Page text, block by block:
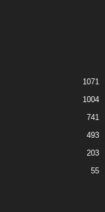
1071
1004
741
493
203
55